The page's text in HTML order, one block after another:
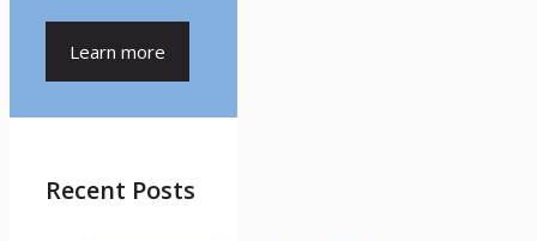
Learn more
Recent Posts